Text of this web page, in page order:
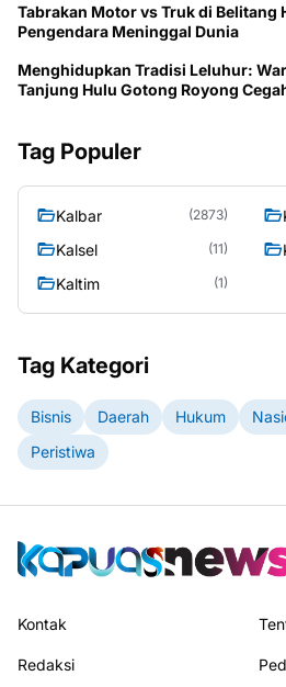
Tabrakan Motor vs Truk di Belitang
Pengendara Meninggal Dunia
Menghidupkan Tradisi Leluhur:
Tanjung Hulu Gotong Royong
Tag Populer
Kalbar (2873)
Kalsel (11)
Kaltim (1)
Tag Kategori
Bisnis Daerah Hukum
Peristiwa
Kontak
Redaksi